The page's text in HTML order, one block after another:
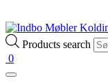
Products search
0